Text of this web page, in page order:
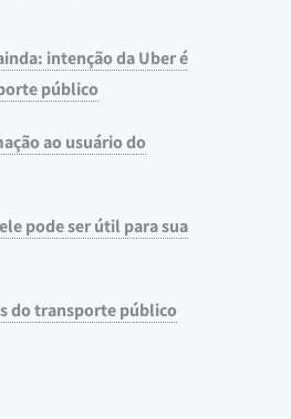
intenção da Uber é
público
ao usuário do
pode ser útil para sua
do transporte público